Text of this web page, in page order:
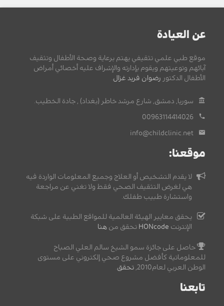
عن العيادة
موقع طبي علمي تثقيفي يهتم برعاية وصحة الأطفال وتثقيف
آبائهم وتوعيتهم ويقوم بإدارته والإشراف عليه أخصائي أمراض
الأطفال الدكتور رضوان فريد غزال
سوريا, دمشق, شارع مرشد خاطر (بغداد) , جادة الخطيب.
00963114414026
info@childclinic.net
موقعنا:
لا يقدم التشخيص أو العلاج وجميع المعلومات الواردة فيه
هي لغرض التثقيف الصحي فقط ولا تغني عن مراجعة
واستشارة طبيب طفلك.
يحقق معايير الهيئة العالمية للمواقع الطبية على شبكة
الإنترنت HONcode تحقق من هنا
حاصل على جائزة سمو الشيخ سالم العلي الصباح
للمعلوماتية كأفضل مشروع صحي إلكتروني على مستوى
الوطن العربي لعام2010,
تحقق
تابعنا